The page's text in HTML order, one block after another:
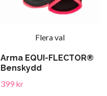
Flera val
Arma EQUI-FLECTOR®
Benskydd
399 kr